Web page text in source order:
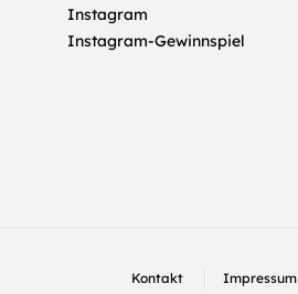
Instagram
Instagram-Gewinnspiel
Kontakt Impressum